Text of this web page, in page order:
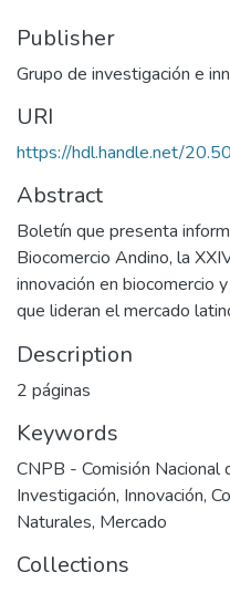
Publisher
Grupo de investigación e
URI
https://hdl.handle.net/
Abstract
Boletín que presenta
Biocomercio Andino, la
innovación en biocomercio
que lideran el mercado
Description
2 páginas
Keywords
CNPB - Comisión Nacional
Investigación, Innovación,
Naturales, Mercado
Collections